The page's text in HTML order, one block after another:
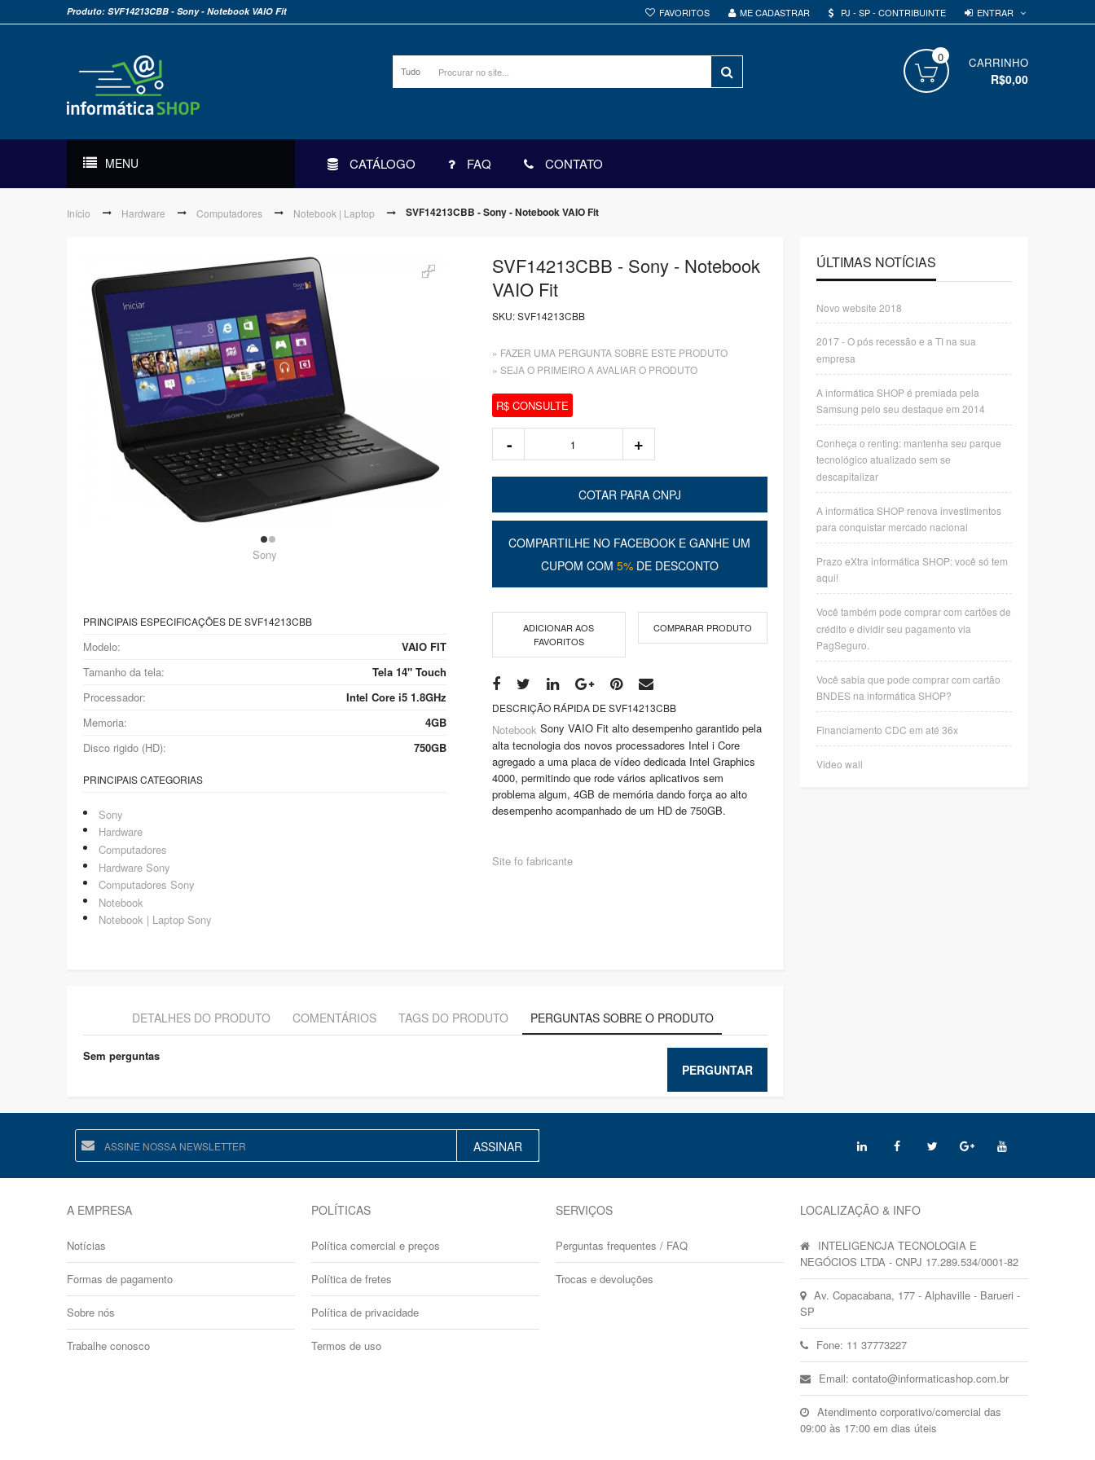
FAVORITOS ME CADASTRAR PJ - SP - CONTRIBUINTE ENTRAR
Produto: SVF14213CBB - Sony - Notebook VAIO Fit
Tudo
CARRINHO
0
R$0,00
MENU CATÁLOGO FAQ CONTATO
Início Hardware Computadores Notebook | Laptop SVF14213CBB - Sony - Notebook VAIO Fit
Sony
PRINCIPAIS ESPECIFICAÇÕES DE SVF14213CBB
Modelo:
VAIO FIT
Tamanho da tela:
Tela 14" Touch
Processador:
Intel Core i5 1.8GHz
Memoria:
4GB
Disco rigido (HD):
750GB
PRINCIPAIS CATEGORIAS
Sony
Hardware
Computadores
Hardware Sony
Computadores Sony
Notebook
Notebook | Laptop Sony
SVF14213CBB - Sony - Notebook
VAIO Fit
SKU:SVF14213CBB
» FAZER UMA PERGUNTA SOBRE ESTE PRODUTO
» SEJA O PRIMEIRO A AVALIAR O PRODUTO
R$ CONSULTE
COTAR PARA CNPJ
COMPARTILHE NO FACEBOOK E GANHE UM
CUPOM COM 5%DE DESCONTO
ADICIONAR AOS
FAVORITOS
COMPARAR PRODUTO
DESCRIÇÃO RÁPIDA DE SVF14213CBB
Notebook Sony VAIO Fit alto desempenho garantido pela
alta tecnologia dos novos processadores Intel i Core
agregado a uma placa de vídeo dedicada Intel Graphics
4000, permitindo que rode vários aplicativos sem
problema algum, 4GB de memória dando força ao alto
desempenho acompanhado de um HD de 750GB.
Site fo fabricante
DETALHES DO PRODUTO COMENTÁRIOS TAGS DO PRODUTO PERGUNTAS SOBRE O PRODUTO
PERGUNTAR
Sem perguntas
ÚLTIMAS NOTÍCIAS
Novo website 2018
2017 - O pós recessão e a TI na sua
empresa
A informática SHOP é premiada pela
Samsung pelo seu destaque em 2014
Conheça o renting: mantenha seu parque
tecnológico atualizado sem se
descapitalizar
A informática SHOP renova investimentos
para conquistar mercado nacional
Prazo eXtra informática SHOP: você só tem
aqui!
Você também pode comprar com cartões de
crédito e dividir seu pagamento via
PagSeguro.
Você sabia que pode comprar com cartão
BNDES na informática SHOP?
Financiamento CDC em até 36x
Video wall
ASSINAR
A EMPRESA
Notícias
Formas de pagamento
Sobre nós
Trabalhe conosco
POLÍTICAS
Política comercial e preços
Política de fretes
Política de privacidade
Termos de uso
SERVIÇOS
Perguntas frequentes / FAQ
Trocas e devoluções
LOCALIZAÇÃO & INFO
INTELIGENCJA TECNOLOGIA E
NEGÓCIOS LTDA - CNPJ 17.289.534/0001-82
Av. Copacabana, 177 - Alphaville - Barueri -
SP
Fone: 11 37773227
Email: contato@informaticashop.com.br
Atendimento corporativo/comercial das
09:00 às 17:00 em dias úteis